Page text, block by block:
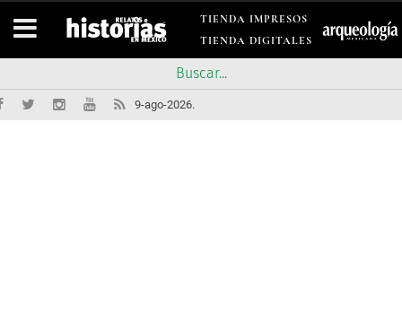
TIENDA IMPRESOS
TIENDA DIGITALES
9-ago-2026.